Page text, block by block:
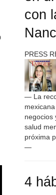
con
PRESS
— La
negocios
salud
próxima
—
4